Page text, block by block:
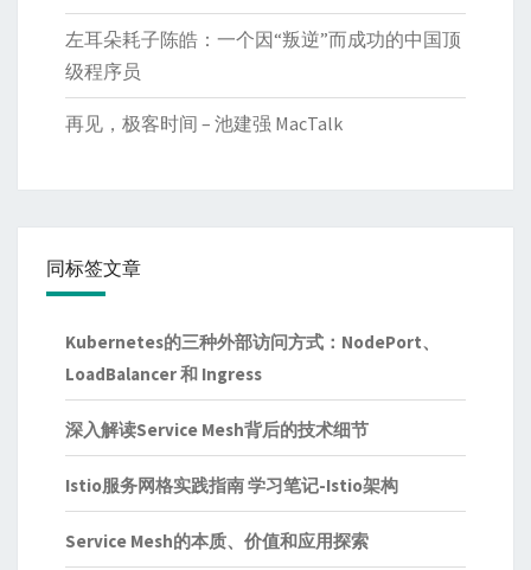
左耳朵耗子陈皓：一个因“叛逆”而成功的中国顶
级程序员
再见，极客时间 – 池建强 MacTalk
同标签文章
Kubernetes的三种外部访问方式：NodePort、
LoadBalancer 和 Ingress
深入解读Service Mesh背后的技术细节
Istio服务网格实践指南 学习笔记-Istio架构
Service Mesh的本质、价值和应用探索